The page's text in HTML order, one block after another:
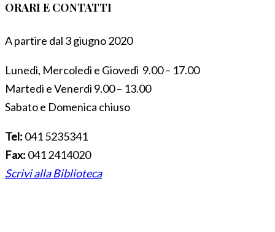
ORARI E CONTATTI
A partire dal 3 giugno 2020
Lunedì, Mercoledì e Giovedì 9.00 – 17.00
Martedì e Venerdì 9.00 – 13.00
Sabato e Domenica chiuso
Tel: 041 5235341
Fax: 041 2414020
Scrivi alla Biblioteca